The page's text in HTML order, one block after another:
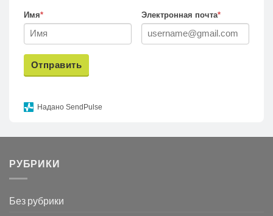
Имя* Электронная почта*
Отправить
Надано SendPulse
РУБРИКИ
Без рубрики